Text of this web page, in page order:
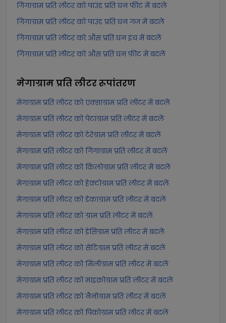
गिगाग्राम प्रति लीटर को पाउंड प्रति घन फीट में बदलें
गिगाग्राम प्रति लीटर को पाउंड प्रति घन गज में बदलें
गिगाग्राम प्रति लीटर को औंस प्रति घन इंच में बदलें
गिगाग्राम प्रति लीटर को औंस प्रति घन फीट में बदलें
मेगाग्राम प्रति लीटररूपांतरण
मेगाग्राम प्रति लीटर को एक्साग्राम प्रति लीटर में बदलें
मेगाग्राम प्रति लीटर को पेटाग्राम प्रति लीटर में बदलें
मेगाग्राम प्रति लीटर को टेरेग्राम प्रति लीटर में बदलें
मेगाग्राम प्रति लीटर को गिगाग्राम प्रति लीटर में बदलें
मेगाग्राम प्रति लीटर को किलोग्राम प्रति लीटर में बदलें
मेगाग्राम प्रति लीटर को हेक्टोग्राम प्रति लीटर में बदलें
मेगाग्राम प्रति लीटर को डेकाग्राम प्रति लीटर में बदलें
मेगाग्राम प्रति लीटर को ग्राम प्रति लीटर में बदलें
मेगाग्राम प्रति लीटर को डेसिग्राम प्रति लीटर में बदलें
मेगाग्राम प्रति लीटर को सेंटिग्राम प्रति लीटर में बदलें
मेगाग्राम प्रति लीटर को मिलीग्राम प्रति लीटर में बदलें
मेगाग्राम प्रति लीटर को माइक्रोग्राम प्रति लीटर में बदलें
मेगाग्राम प्रति लीटर को नैनोग्राम प्रति लीटर में बदलें
मेगाग्राम प्रति लीटर को पिकोग्राम प्रति लीटर में बदलें